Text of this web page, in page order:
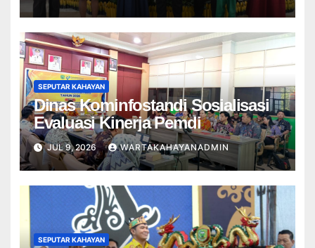
SEPUTAR KAHAYAN
Dinas Kominfostandi Sosialisasi
Evaluasi Kinerja Pemdi
JUL 9, 2026 WARTAKAHAYANADMIN
SEPUTAR KAHAYAN